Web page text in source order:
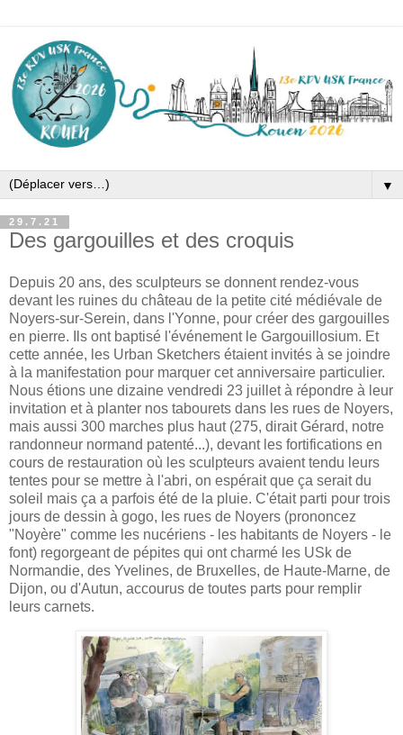
▼
29.7.21
Des gargouilles et des croquis
Depuis 20 ans, des sculpteurs se donnent rendez-vous
devant les ruines du château de la petite cité médiévale de
Noyers-sur-Serein, dans l'Yonne, pour créer des gargouilles
en pierre. Ils ont baptisé l'événement le Gargouillosium. Et
cette année, les Urban Sketchers étaient invités à se joindre
à la manifestation pour marquer cet anniversaire particulier.
Nous étions une dizaine vendredi 23 juillet à répondre à leur
invitation et à planter nos tabourets dans les rues de Noyers,
mais aussi 300 marches plus haut (275, dirait Gérard, notre
randonneur normand patenté...), devant les fortifications en
cours de restauration où les sculpteurs avaient tendu leurs
tentes pour se mettre à l'abri, on espérait que ça serait du
soleil mais ça a parfois été de la pluie. C'était parti pour trois
jours de dessin à gogo, les rues de Noyers (prononcez
"Noyère" comme les nucériens - les habitants de Noyers - le
font) regorgeant de pépites qui ont charmé les USk de
Normandie, des Yvelines, de Bruxelles, de Haute-Marne, de
Dijon, ou d'Autun, accourus de toutes parts pour remplir
leurs carnets.